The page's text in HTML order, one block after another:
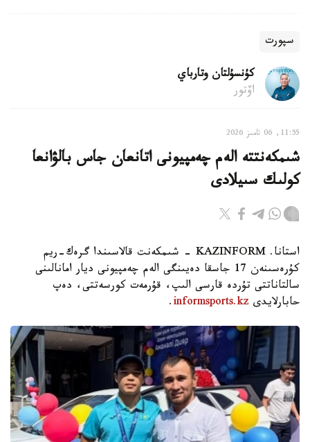
سپورت
كۇنسۇلتان وتارباي
اۆتور
11:55, 06 تامىز 2026
شىمكەنتتە الەم چەمپيونى اتانعان جاس بالۋانعا
كولىك سىيلادى
استانا. KAZINFORM - شىمكەنت قالاسىندا گرەك-ريم
كۇرەسىنەن 17 جاسقا دەيىنگى الەم چەمپيونى ديار امانالىنى
سالتاناتتى تۇردە قارسى الىپ، قۇرمەت كورسەتتى، دەپ
حابارلايدى informsports.kz
.